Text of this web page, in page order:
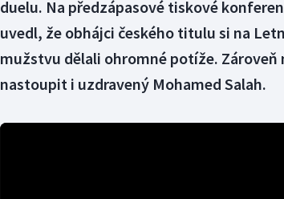
duelu. Na předzápasové tiskové
uvedl, že obhájci českého titulu si na
mužstvu dělali ohromné potíže. Zároveň
nastoupit i uzdravený Mohamed Salah.